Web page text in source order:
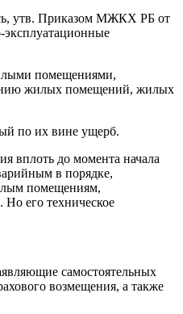
утв. Приказом МЖКХ РБ от
помещениями,
жилых помещений, жилых
по их вине ущерб.
вплоть до момента начала
в порядке,
помещениям,
его техническое
самостоятельных
возмещения, а также